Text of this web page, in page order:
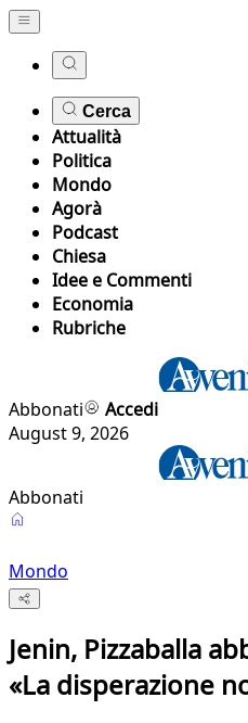
Cerca
Attualità
Politica
Mondo
Agorà
Podcast
Chiesa
Idee e Commenti
Economia
Rubriche
Abbonati
Accedi
August 9, 2026
Abbonati
Mondo
Jenin, Pizzaballa
«La disperazione